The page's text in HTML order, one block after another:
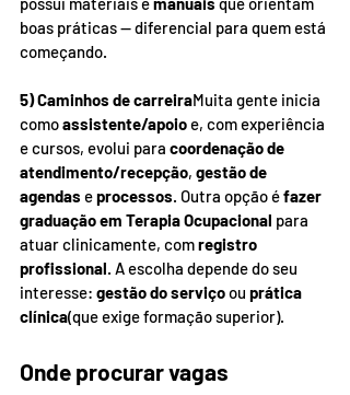
boas práticas — diferencial para quem está
começando.
5) Caminhos de carreiraMuita gente inicia
como assistente/apoio e, com experiência
e cursos, evolui para coordenação de
atendimento/recepção, gestão de
agendas e processos. Outra opção é fazer
graduação em Terapia Ocupacional para
atuar clinicamente, com registro
profissional. A escolha depende do seu
interesse: gestão do serviço ou prática
clínica(que exige formação superior).
Onde procurar vagas